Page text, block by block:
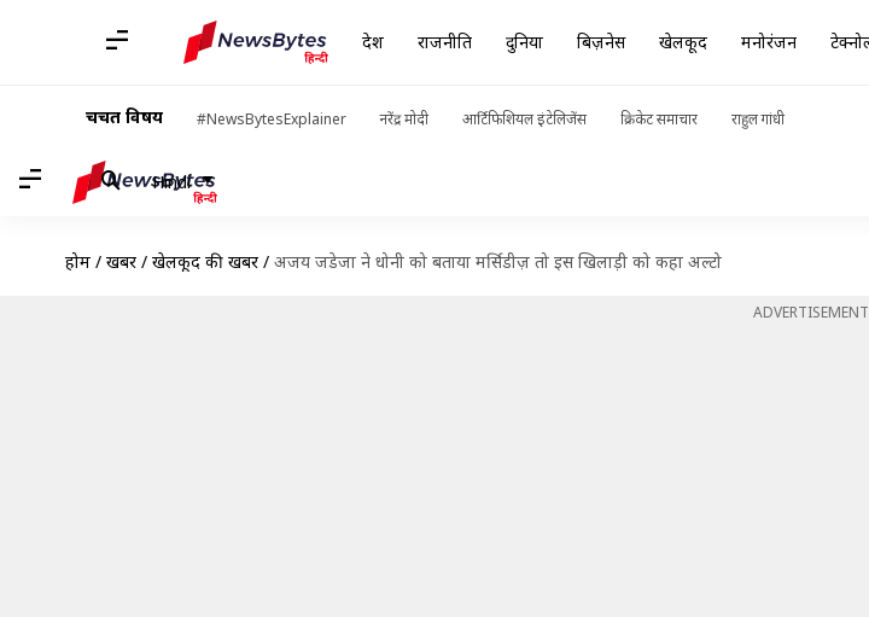
देश राजनीति दुनिया बिज़नेस खेलकूद मनोरंजन
चर्चित विषय #NewsBytesExplainer नरेंद्र मोदी आर्टिफिशियल इंटेलिजेंस क्रिकेट समाचार राहुल गांधी
Hindi
होम / खबरें / खेलकूद की खबरें / अजय जडेजा ने धोनी को बताया मर्सिडीज़ तो इस खिलाड़ी को कहा अल्टो
ADVERTISEMENT